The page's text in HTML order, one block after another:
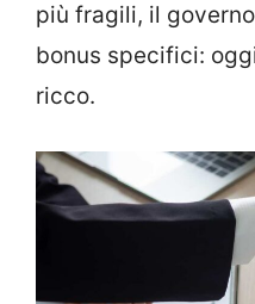
più fragili, il
bonus specifici:
ricco.